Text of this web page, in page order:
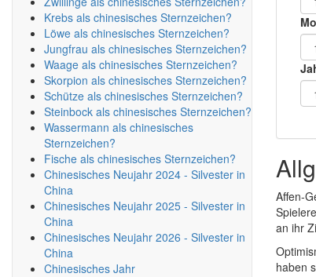
Krebs als chinesisches Sternzeichen?
Löwe als chinesisches Sternzeichen?
Jungfrau als chinesisches Sternzeichen?
Waage als chinesisches Sternzeichen?
Skorpion als chinesisches Sternzeichen?
Schütze als chinesisches Sternzeichen?
Steinbock als chinesisches Sternzeichen?
Wassermann als chinesisches
Sternzeichen?
Fische als chinesisches Sternzeichen?
Chinesisches Neujahr 2024 - Silvester in
China
Chinesisches Neujahr 2025 - Silvester in
China
Chinesisches Neujahr 2026 - Silvester in
China
Chinesisches Jahr
Affen-
an ihr
haben